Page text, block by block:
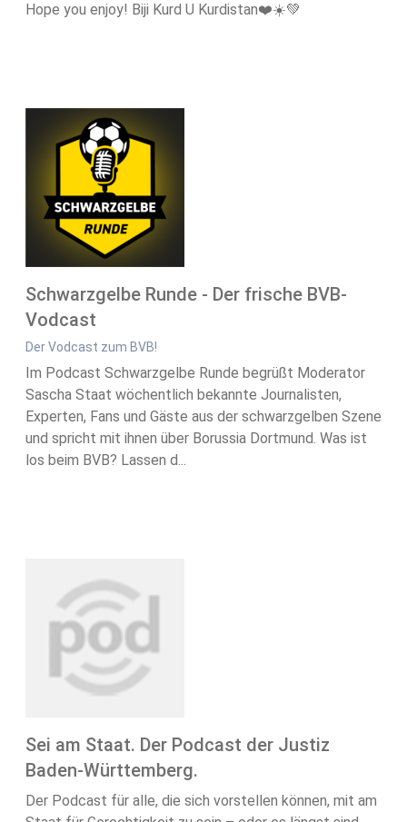
Hope you enjoy! Biji Kurd U Kurdistan❤️☀️💚
Schwarzgelbe Runde - Der frische BVB-
Vodcast
Der Vodcast zum BVB!
Im Podcast Schwarzgelbe Runde begrüßt Moderator
Sascha Staat wöchentlich bekannte Journalisten,
Experten, Fans und Gäste aus der schwarzgelben Szene
und spricht mit ihnen über Borussia Dortmund. Was ist
los beim BVB? Lassen d...
Sei am Staat. Der Podcast der Justiz
Baden-Württemberg.
Der Podcast für alle, die sich vorstellen können, mit am